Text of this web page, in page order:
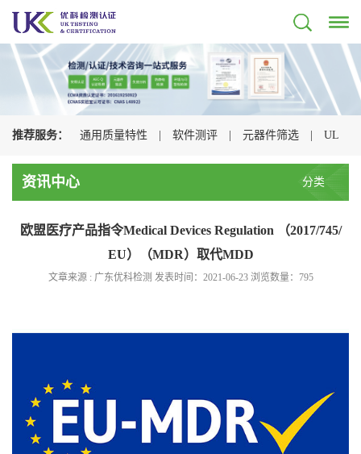
推荐服务： 通用质量特性 | 软件测评 | 元器件筛选 | UL
认证 | CSA认证
资讯中心 分类
欧盟医疗产品指令Medical Devices Regulation （2017/745/
EU）（MDR）取代MDD
文章来源 : 广东优科检测 发表时间：2021-06-23 浏览数量： 795